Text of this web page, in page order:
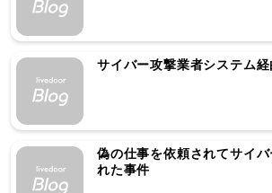
サイバー攻撃業者システム
偽の仕事を依頼されてサイ
れた事件